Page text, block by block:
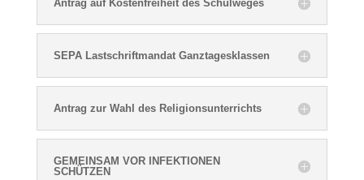
Antrag auf Kostenfreiheit des Schulweges
SEPA Lastschriftmandat Ganztagesklassen
Antrag zur Wahl des Religionsunterrichts
GEMEINSAM VOR INFEKTIONEN
SCHÜTZEN